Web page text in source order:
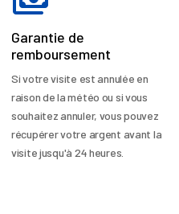
Garantie de
remboursement
Si votre visite est annulée en
raison de la météo ou si vous
souhaitez annuler, vous pouvez
récupérer votre argent avant la
visite jusqu'à 24 heures.